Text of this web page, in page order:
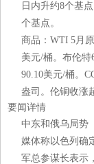
日内升约8个基
个基点。
商品：WTI 5月
美元/桶。布伦特
90.10美元/桶。
盎司。伦铜收涨
要闻详情
中东和俄乌局势
媒体称以色列确
军总参谋长表示